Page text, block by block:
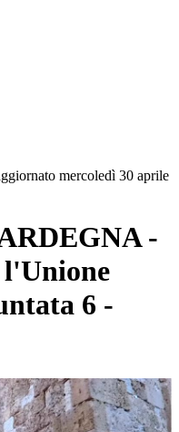
mercoledì 30 aprile
-
l'Unione
6 -